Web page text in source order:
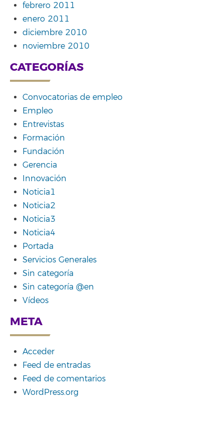
febrero 2011
enero 2011
diciembre 2010
noviembre 2010
CATEGORÍAS
Convocatorias de empleo
Empleo
Entrevistas
Formación
Fundación
Gerencia
Innovación
Noticia1
Noticia2
Noticia3
Noticia4
Portada
Servicios Generales
Sin categoría
Sin categoría @en
Vídeos
META
Acceder
Feed de entradas
Feed de comentarios
WordPress.org